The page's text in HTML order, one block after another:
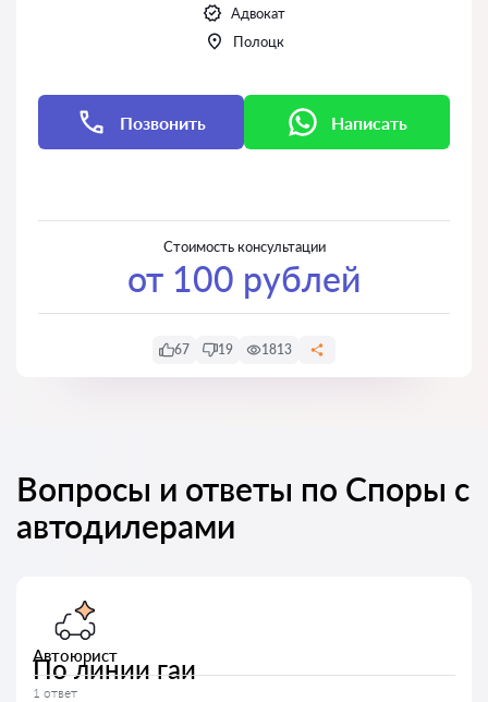
Адвокат
Полоцк
Позвонить Написать
Стоимость консультации
от 100 рублей
67 19 1813
Вопросы и ответы по Споры с
автодилерами
Автоюрист
По линии гаи
1 ответ